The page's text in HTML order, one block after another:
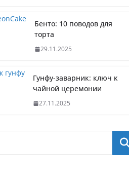
Бенто: 10 поводов для
торта
29.11.2025
Гунфу-заварник: ключ к
чайной церемонии
27.11.2025